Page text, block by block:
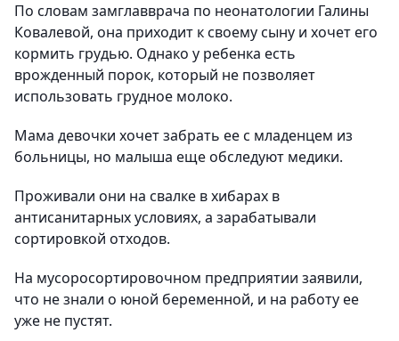
По словам замглавврача по неонатологии Галины
Ковалевой, она приходит к своему сыну и хочет его
кормить грудью. Однако у ребенка есть
врожденный порок, который не позволяет
использовать грудное молоко.
Мама девочки хочет забрать ее с младенцем из
больницы, но малыша еще обследуют медики.
Проживали они на свалке в хибарах в
антисанитарных условиях, а зарабатывали
сортировкой отходов.
На мусоросортировочном предприятии заявили,
что не знали о юной беременной, и на работу ее
уже не пустят.